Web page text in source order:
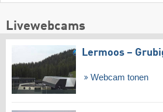
Livewebcams
Lermoos –
Webcam tonen